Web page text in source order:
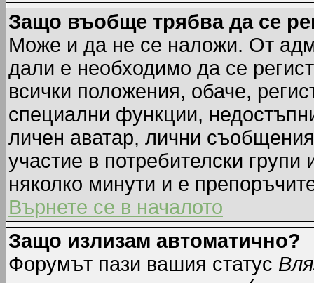
Защо въобще трябва да се
Може и да не се наложи. От
дали е необходимо да се
всички положения, обаче,
специални функции,
личен аватар, лични
участие в потребителски
няколко минути и е
Върнете се в началото
Защо излизам автоматично?
Форумът пази вашия статус